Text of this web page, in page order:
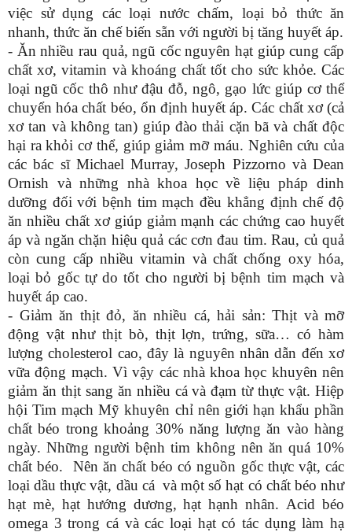
việc sử dụng các loại nước chấm, loại bỏ thức ăn
nhanh, thức ăn chế biến sẵn với người bị tăng huyết áp.
- Ăn nhiều rau quả, ngũ cốc nguyên hạt giúp cung cấp
chất xơ, vitamin và khoáng chất tốt cho sức khỏe. Các
loại ngũ cốc thô như đậu đỗ, ngô, gạo lức giúp cơ thể
chuyển hóa chất béo, ổn định huyết áp. Các chất xơ (cả
xơ tan và không tan) giúp đào thải cặn bã và chất độc
hại ra khỏi cơ thể, giúp giảm mỡ máu. Nghiên cứu của
các bác sĩ Michael Murray, Joseph Pizzorno và Dean
Ornish và những nhà khoa học về liệu pháp dinh
dưỡng đối với bệnh tim mạch đều khẳng định chế độ
ăn nhiều chất xơ giúp giảm mạnh các chứng cao huyết
áp và ngăn chặn hiệu quả các cơn đau tim. Rau, củ quả
còn cung cấp nhiều vitamin và chất chống oxy hóa,
loại bỏ gốc tự do tốt cho người bị bệnh tim mạch và
huyết áp cao.
- Giảm ăn thịt đỏ, ăn nhiều cá, hải sản: Thịt và mỡ
động vật như thịt bò, thịt lợn, trứng, sữa… có hàm
lượng cholesterol cao, đây là nguyên nhân dẫn đến xơ
vữa động mạch. Vì vậy các nhà khoa học khuyên nên
giảm ăn thịt sang ăn nhiều cá và đạm từ thực vật. Hiệp
hội Tim mạch Mỹ khuyên chỉ nên giới hạn khẩu phần
chất béo trong khoảng 30% năng lượng ăn vào hàng
ngày. Những người bệnh tim không nên ăn quá 10%
chất béo. Nên ăn chất béo có nguồn gốc thực vật, các
loại dầu thực vật, dầu cá vàmột số hạt có chất béo như
hạt mè, hạt hướng dương, hạt hạnh nhân. Acid béo
omega 3 trong cá và các loại hạt có tác dụng làm hạ